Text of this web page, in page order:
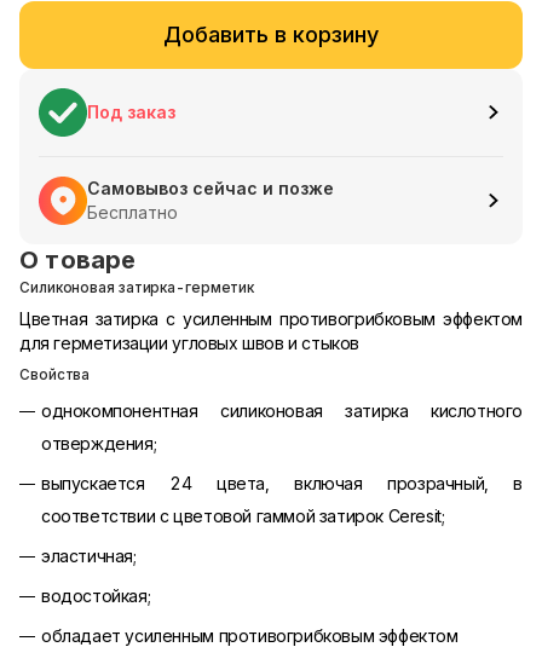
Добавить в корзину
Под заказ
Самовывоз сейчас и позже
Бесплатно
О товаре
Силиконовая затирка-герметик
Цветная затирка с усиленным противогрибковым эффектом
для герметизации угловых швов и стыков
Свойства
однокомпонентная силиконовая затирка кислотного
отверждения;
выпускается 24 цвета, включая прозрачный, в
соответствии с цветовой гаммой затирок Ceresit;
эластичная;
водостойкая;
обладает усиленным противогрибковым эффектом